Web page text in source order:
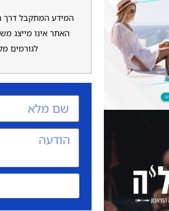
המידע המתקבל דרך
האתר אינו מייצג
לגורמים